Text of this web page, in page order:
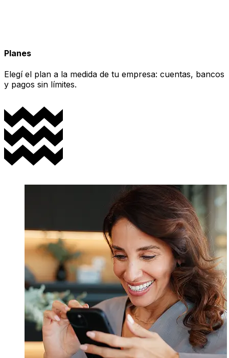
Planes
Elegí el plan a la medida de tu empresa: cuentas, bancos
y pagos sin límites.